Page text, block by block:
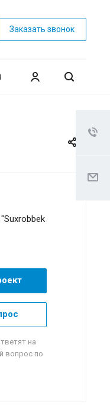
Заказать звонок
на
вопрос по